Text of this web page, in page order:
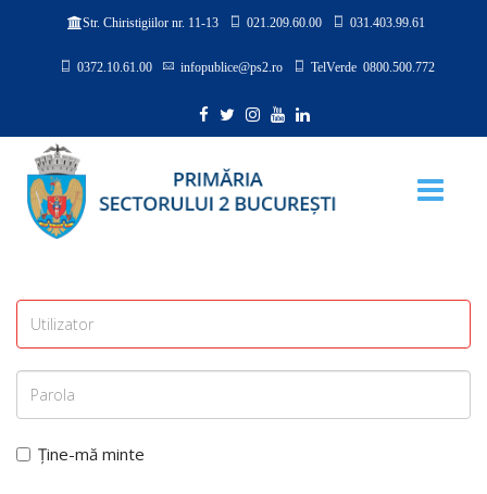
Str. Chiristigiilor nr. 11-13 021.209.60.00 031.403.99.61
0372.10.61.00 infopublice@ps2.ro TelVerde 0800.500.772
Ține-mă minte